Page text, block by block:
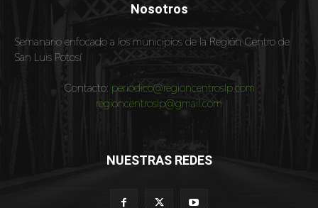
Nosotros
Semanario enfocado a los municipios de la Región Centro de
San Luis Potosí
Contacto: periodico@regioncentroslp.com
regioncentroslp@gmail.com
NUESTRAS REDES